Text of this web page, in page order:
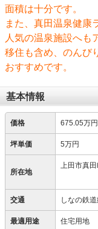
面積は十分です。
また、真田温泉健康
人気の温泉施設へも
移住も含め、のんび
おすすめです。
基本情報
価格 675.05万円
坪単価 5万円
所在地
上田市真
交通 しなの鉄
最適用途 住宅用地